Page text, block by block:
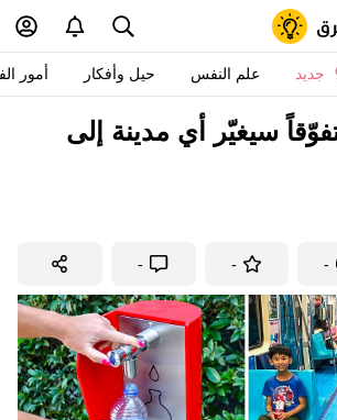
جديد علم النفس حيل وأفكار أمور
سيغيّر أي مدينة إلى
-
-
-